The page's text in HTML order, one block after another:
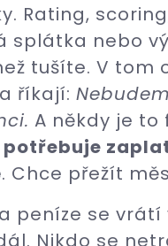
Rating,
splátka nebo
tušíte. V tom
říkají:
A někdy je to
. Chce přežít
peníze se
Nikdo se